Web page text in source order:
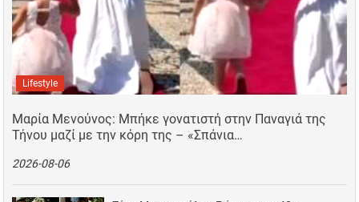
Lifestyle
Μαρία Μενούνος: Μπήκε γονατιστή στην Παναγιά της
Τήνου μαζί με την κόρη της – «Σπάνια…
2026-08-06